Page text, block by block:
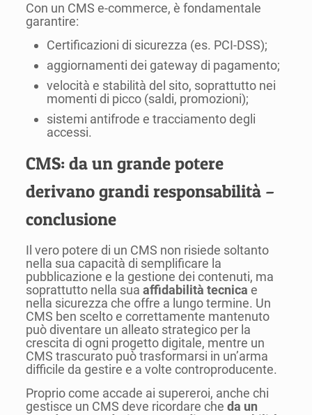
Con un CMS e-commerce, è fondamentale
garantire:
Certificazioni di sicurezza (es. PCI-DSS);
aggiornamenti dei gateway di pagamento;
velocità e stabilità del sito, soprattutto nei
momenti di picco (saldi, promozioni);
sistemi antifrode e tracciamento degli
accessi.
CMS: da un grande potere
derivano grandi responsabilità –
conclusione
Il vero potere di un CMS non risiede soltanto
nella sua capacità di semplificare la
pubblicazione e la gestione dei contenuti, ma
soprattutto nella sua affidabilità tecnica e
nella sicurezza che offre a lungo termine. Un
CMS ben scelto e correttamente mantenuto
può diventare un alleato strategico per la
crescita di ogni progetto digitale, mentre un
CMS trascurato può trasformarsi in un’arma
difficile da gestire e a volte controproducente.
Proprio come accade ai supereroi, anche chi
gestisce un CMS deve ricordare che da un